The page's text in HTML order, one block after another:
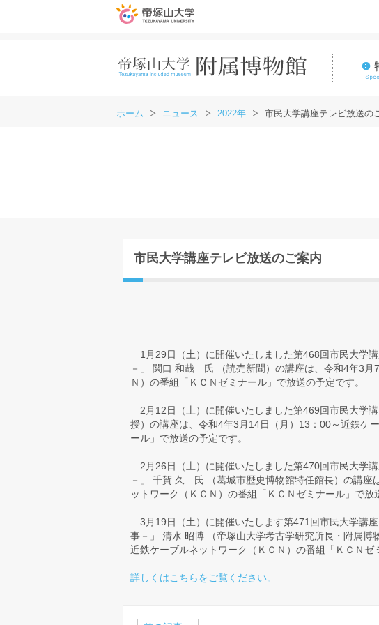
ホーム ニュース 2022年 市民大学講座テレビ放送の
市民大学講座テレビ放送のご案内
1月29日（土）に開催いたしました第468回市民大学
－」 関口 和哉 氏 （読売新聞）の講座は、令和4年3月
Ｎ）の番組「ＫＣＮゼミナール」で放送の予定です。
2月12日（土）に開催いたしました第469回市民大学
授）の講座は、令和4年3月14日（月）13：00～近鉄ケ
ール」で放送の予定です。
2月26日（土）に開催いたしました第470回市民大学
－」 千賀 久 氏 （葛城市歴史博物館特任館長）の講座
ットワーク（ＫＣＮ）の番組「ＫＣＮゼミナール」で放
3月19日（土）に開催いたします第471回市民大学講
事－」 清水 昭博 （帝塚山大学考古学研究所長・附属
近鉄ケーブルネットワーク（ＫＣＮ）の番組「ＫＣＮゼ
詳しくはこちらをご覧ください。